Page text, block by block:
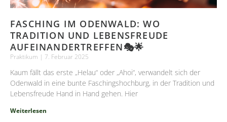
FASCHING IM ODENWALD: WO
TRADITION UND LEBENSFREUDE
AUFEINANDERTREFFEN🎭🌟
Praktikum 7. Februar 2025
Kaum fällt das erste „Helau“ oder „Ahoi“, verwandelt sich der
Odenwald in eine bunte Faschingshochburg, in der Tradition und
Lebensfreude Hand in Hand gehen. Hier
Weiterlesen